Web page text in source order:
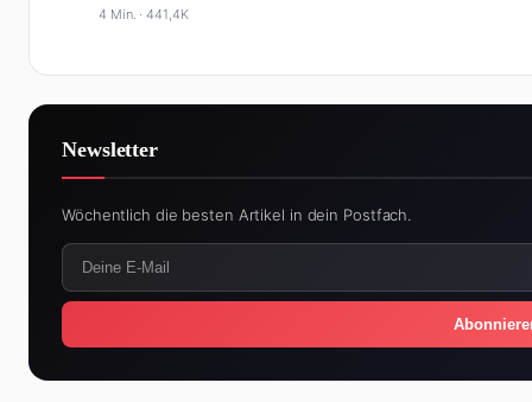
4 Min. ·441,4K
Newsletter
Wöchentlich die besten Artikel in dein Postfach.